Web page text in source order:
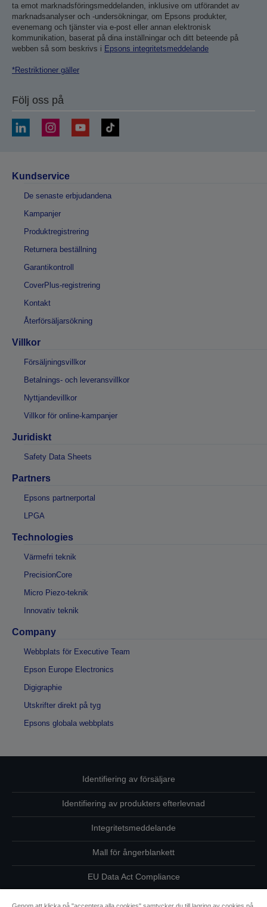
ta emot marknadsföringsmeddelanden, inklusive om utförandet av
marknadsanalyser och -undersökningar, om Epsons produkter,
evenemang och tjänster via e-post eller annan elektronisk
kommunikation, baserat på dina inställningar och ditt beteende på
webben så som beskrivs i Epsons integritetsmeddelande
*Restriktioner gäller
Följ oss på
Kundservice
De senaste erbjudandena
Kampanjer
Produktregistrering
Returnera beställning
Garantikontroll
CoverPlus-registrering
Kontakt
Återförsäljarsökning
Villkor
Försäljningsvillkor
Betalnings- och leveransvillkor
Nyttjandevillkor
Villkor för online-kampanjer
Juridiskt
Safety Data Sheets
Partners
Epsons partnerportal
LPGA
Technologies
Värmefri teknik
PrecisionCore
Micro Piezo-teknik
Innovativ teknik
Company
Webbplats för Executive Team
Epson Europe Electronics
Digigraphie
Utskrifter direkt på tyg
Epsons globala webbplats
Identifiering av försäljare
Identifiering av produkters efterlevnad
Integritetsmeddelande
Mall för ångerblankett
EU Data Act Compliance
Kontakta oss angående dina uppgifter